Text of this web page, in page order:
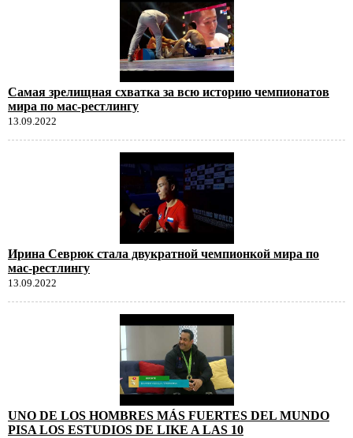
Самая зрелищная схватка за всю историю чемпионатов
мира по мас-рестлингу
13.09.2022
Ирина Севрюк стала двукратной чемпионкой мира по
мас-рестлингу
13.09.2022
UNO DE LOS HOMBRES MÁS FUERTES DEL MUNDO
PISA LOS ESTUDIOS DE LIKE A LAS 10